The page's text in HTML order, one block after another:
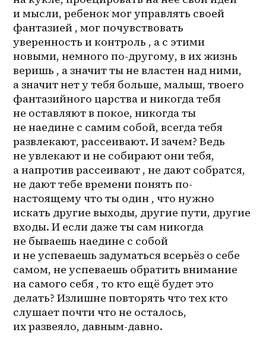
и мысли, ребенок мог управлять своей
фантазией , мог почувствовать
уверенность и контроль , а с этими
новыми, немного по-другому, в их жизнь
веришь , а значит ты не властен над ними,
а значит нет у тебя больше, малыш, твоего
фантазийного царства и никогда тебя
не оставляют в покое, никогда ты
не наедине с самим собой, всегда тебя
развлекают, рассеивают. И зачем? Ведь
не увлекают и не собирают они тебя,
а напротив рассеивают , не дают собратся,
не дают тебе времени понять по-
настоящему что ты один , что нужно
искать другие выходы, другие пути, другие
входы. И если даже ты сам никогда
не бываешь наедине с собой
и не успеваешь задуматься всерьёз о себе
самом, не успеваешь обратить внимание
на самого себя , то кто ещё будет это
делать? Излишне повторять что тех кто
слушает почти что не осталось,
их развеяло, давным-давно.